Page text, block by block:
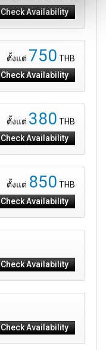
Check Availability
ตั้งแต่ 750 THB
Check Availability
ตั้งแต่ 380 THB
Check Availability
ตั้งแต่ 850 THB
Check Availability
Check Availability
Check Availability